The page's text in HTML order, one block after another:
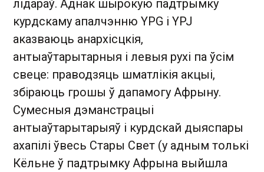
лідараў. Аднак шырокую падтрымку
курдскаму апалчэнню YPG і YPJ
аказваюць анархісцкія,
антыаўтарытарныя і левыя рухі па ўсім
свеце: праводзяць шматлікія акцыі,
збіраюць грошы ў дапамогу Афрыну.
Сумесныя дэманстрацыі
антыаўтарытарыяў і курдскай дыяспары
ахапілі ўвесь Стары Свет (у адным толькі
Кёльне ў падтрымку Афрына выйшла